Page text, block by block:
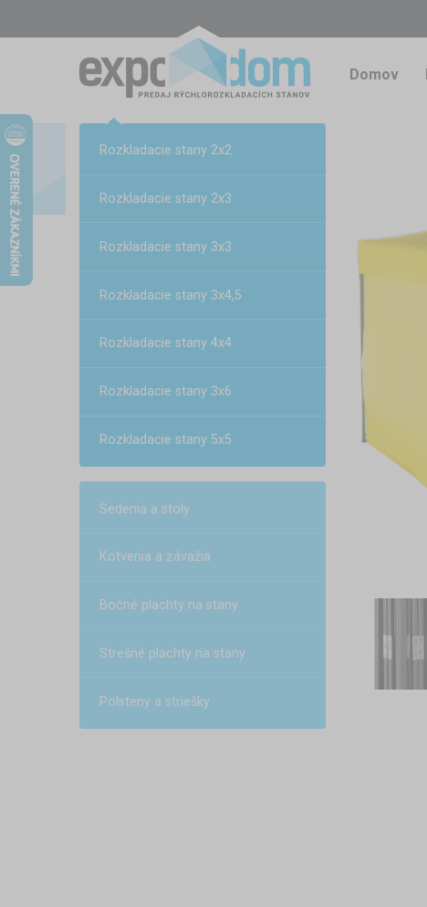
Domov
Rozkladacie stany 2x2
Rozkladacie stany 2x3
Rozkladacie stany 3x3
Rozkladacie stany 3x4,5
Rozkladacie stany 4x4
Rozkladacie stany 3x6
Rozkladacie stany 5x5
Sedenia a stoly
Kotvenia a závažia
Bočné plachty na stany
Strešné plachty na stany
Polsteny a striešky